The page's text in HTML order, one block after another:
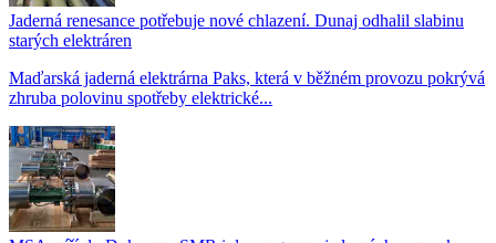
Jaderná renesance potřebuje nové chlazení. Dunaj odhalil slabinu
starých elektráren
Maďarská jaderná elektrárna Paks, která v běžném provozu pokrývá
zhruba polovinu spotřeby elektrické...